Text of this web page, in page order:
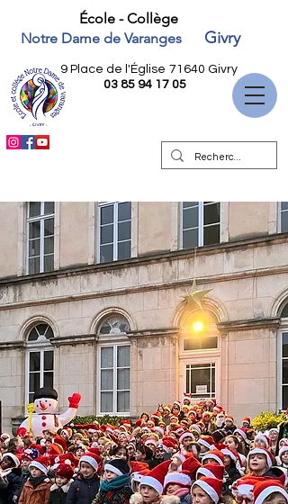
École - Collège
Notre Dame de Varanges
Givry
9 Place de l'Église 71640 Givry
03 85 94 17 05